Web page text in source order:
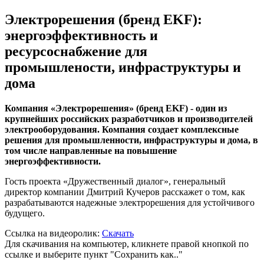
Электрорешения (бренд EKF):
энергоэффективность и
ресурсоснабжение для
промышлености, инфраструктуры и
дома
Компания «Электрорешения» (бренд EKF) - один из
крупнейших российских разработчиков и производителей
электрооборудования. Компания создает комплексные
решения для промышленности, инфраструктуры и дома, в
том числе направленные на повышение
энергоэффективности.
Гость проекта «Дружественный диалог», генеральный
директор компании Дмитрий Кучеров расскажет о том, как
разрабатываются надежные электрорешения для устойчивого
будущего.
Ссылка на видеоролик: Скачать
Для скачивания на компьютер, кликнете правой кнопкой по
ссылке и выберите пункт "Сохранить как.."